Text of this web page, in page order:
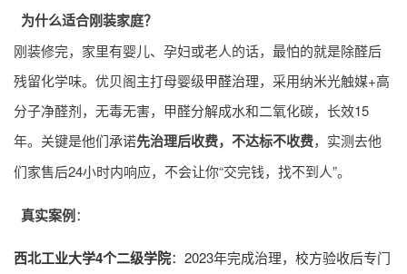
为什么适合刚装家庭？
刚装修完，家里有婴儿、孕妇或老人的话，最怕的就是除醛后
残留化学味。优贝阁主打母婴级甲醛治理，采用纳米光触媒+高
分子净醛剂，无毒无害，甲醛分解成水和二氧化碳，长效15
年。关键是他们承诺先治理后收费，不达标不收费，实测去他
们家售后24小时内响应，不会让你“交完钱，找不到人”。
真实案例：
西北工业大学4个二级学院：2023年完成治理，校方验收后专门